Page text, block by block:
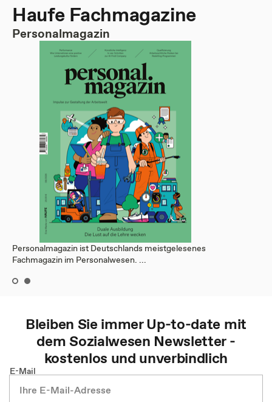
Haufe Fachmagazine
Personalmagazin
Personalmagazin ist Deutschlands meistgelesenes
Fachmagazin im Personalwesen. ...
Bleiben Sie immer Up-to-date mit
demSozialwesen Newsletter -
kostenlos und unverbindlich
E-Mail